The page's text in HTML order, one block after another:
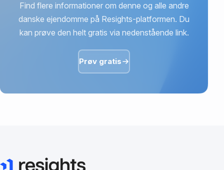
Find flere informationer om denne og alle andre
danske ejendomme på Resights-platformen. Du
kan prøve den helt gratis via nedenstående link.
Prøv gratis